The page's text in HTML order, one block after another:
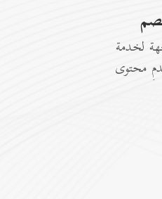
لخدمة
محتوى
با...